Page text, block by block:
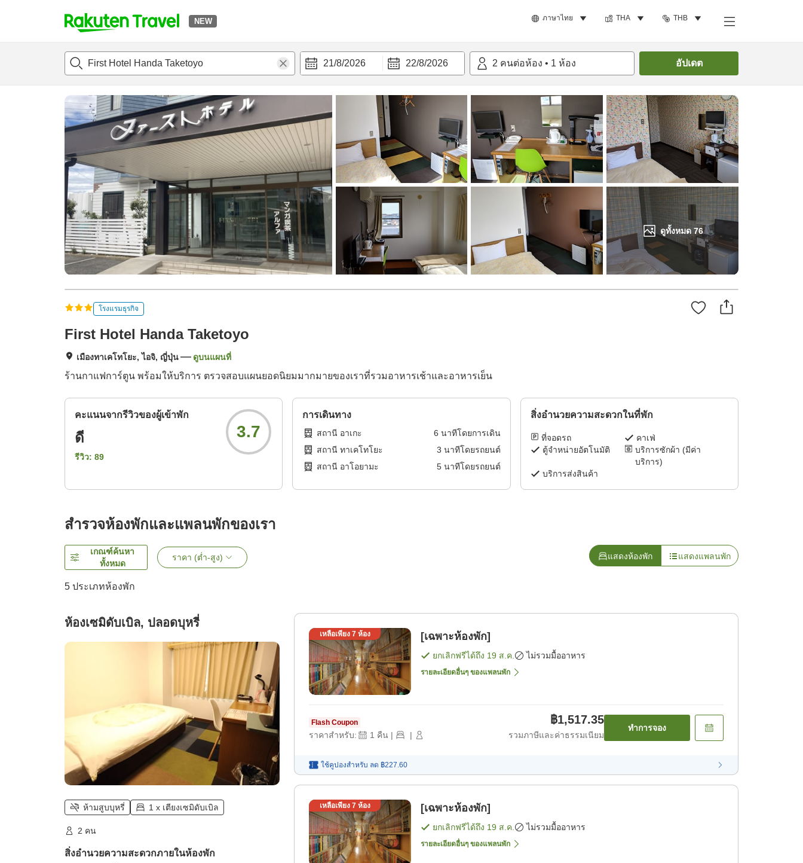
NEW ภาษาไทย THA THB
t
p
a
g
e
_
e
a
c
h
21/8/2026 22/8/2026 2 คนต่อห้อง • 1 ห้อง อัปเดต
ดูทั้งหมด76
แนะนำที่พัก ห้องพักและแพลนพักรีวิวสิ่่งอำนวยความสะดวก ค้นหาห้องพัก
โรงแรมธุรกิจ
First Hotel Handa Taketoyo
เมืองทาเคโทโยะ, ไอจิ, ญี่ปุ่น ดูบนแผนที่
ร้านกาแฟการ์ตูน พร้อมให้บริการ ตรวจสอบแผนยอดนิยมมากมายของเราที่รวมอาหารเช้าและอาหารเย็น
คะแนนจากรีวิวของผู้เข้าพัก
ดี
รีวิว: 89
3.7
การเดินทาง
สถานี อาเกะ 6 นาทีโดยการเดิน
สถานี ทาเคโทโยะ
3 นาทีโดยรถยนต์
สถานี อาโอยามะ
5นาทีโดยรถยนต์
สิ่งอำนวยความสะดวกในที่พัก
ที่จอดรถ
คาเฟ่
ตู้จำหน่ายอัตโนมัติ
บริการซักผ้า (มีค่า
บริการ)
บริการส่งสินค้า
สำรวจห้องพักและแพลนพักของเรา
เกณฑ์ค้นหา
ทั้งหมด
ราคา (ต่ำ-สูง) แสดงห้องพัก แสดงแพลนพัก
5 ประเภทห้องพัก
ห้องเซมิดับเบิล, ปลอดบุหรี่
ห้ามสูบบุหรี่ 1 x เตียงเซมิดับเบิล
2 คน
สิ่งอำนวยความสะดวกภายในห้องพัก
เหลือเพียง 7ห้อง [เฉพาะห้องพัก]
ยกเลิกฟรีได้ถึง 19 ส.ค. ไม่รวมมื้ออาหาร
รายละเอียดอื่นๆ ของแพลนพัก
Flash Coupon
ราคาสำหรับ: 1 คืน | |
฿1,517.35
รวมภาษีและค่าธรรมเนียม
ทำการจอง
ใช้คูปองสำหรับ ลด ฿227.60
เหลือเพียง 7ห้อง [เฉพาะห้องพัก]
ยกเลิกฟรีได้ถึง 19 ส.ค. ไม่รวมมื้ออาหาร
รายละเอียดอื่นๆ ของแพลนพัก